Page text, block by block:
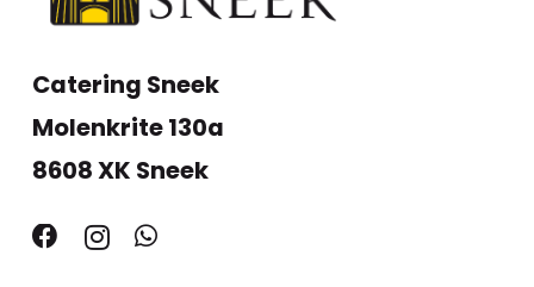
Catering Sneek
Molenkrite 130a
8608 XK Sneek